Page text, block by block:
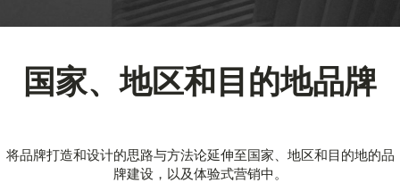
国家、地区和目的地品牌
将品牌打造和设计的思路与方法论延伸至国家、地区和目的地的品
牌建设，以及体验式营销中。